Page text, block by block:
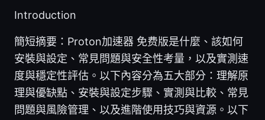
Introduction
簡短摘要：Proton加速器 免费版是什麼、該如何
安裝與設定、常見問題與安全性考量，以及實測速
度與穩定性評估。以下內容分為五大部分：理解原
理與優缺點、安裝與設定步驟、實測與比較、常見
問題與風險管理、以及進階使用技巧與資源。以下